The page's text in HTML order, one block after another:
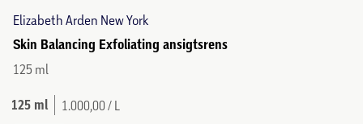
Elizabeth Arden New York
Skin Balancing Exfoliating ansigtsrens
125 ml
125 ml 1.000,00 / L